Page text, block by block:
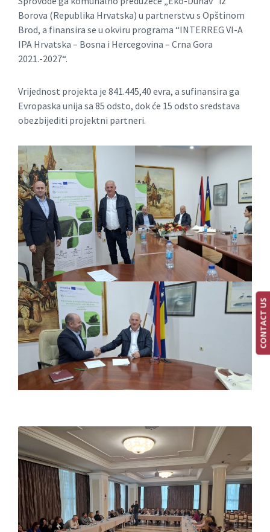
Borova (Republika Hrvatska) u partnerstvu s Opštinom
Brod, a finansira se u okviru programa “INTERREG VI-А
IPA Hrvatska – Bosna i Hercegovina – Crna Gora
2021.-2027“.
Vrijednost projekta je 841.445,40 evra, a sufinansira ga
Evropaska unija sa 85 odsto, dok će 15 odsto sredstava
obezbijediti projektni partneri.
CONTACT US